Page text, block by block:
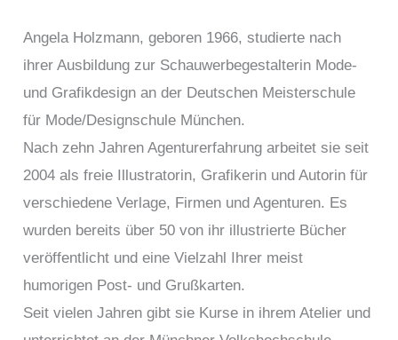
Angela Holzmann, geboren 1966, studierte nach
ihrer Ausbildung zur Schauwerbegestalterin Mode-
und Grafikdesign an der Deutschen Meisterschule
für Mode/Designschule München.
Nach zehn Jahren Agenturerfahrung arbeitet sie seit
2004 als freie Illustratorin, Grafikerin und Autorin für
verschiedene Verlage, Firmen und Agenturen. Es
wurden bereits über 50 von ihr illustrierte Bücher
veröffentlicht und eine Vielzahl Ihrer meist
humorigen Post- und Grußkarten.
Seit vielen Jahren gibt sie Kurse in ihrem Atelier und